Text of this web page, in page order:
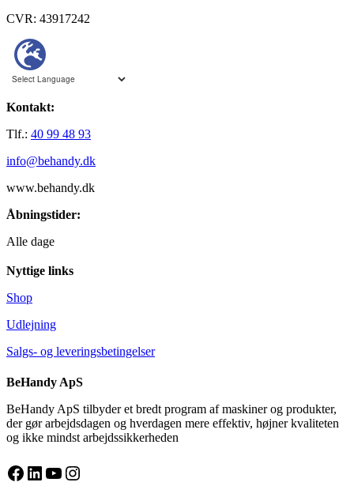
CVR: 43917242
Kontakt:
Tlf.: 40 99 48 93
info@behandy.dk
www.behandy.dk
Åbningstider:
Alle dage
Nyttige links
Shop
Udlejning
Salgs- og leveringsbetingelser
BeHandy ApS
BeHandy ApS tilbyder et bredt program af maskiner og produkter,
der gør arbejdsdagen og hverdagen mere effektiv, højner kvaliteten
og ikke mindst arbejdssikkerheden
Facebook
LinkedIn
YouTube
Instagram